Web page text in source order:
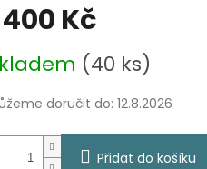
400 Kč
(40 ks)
doručit do: 12.8.2026
Přidat do košíku